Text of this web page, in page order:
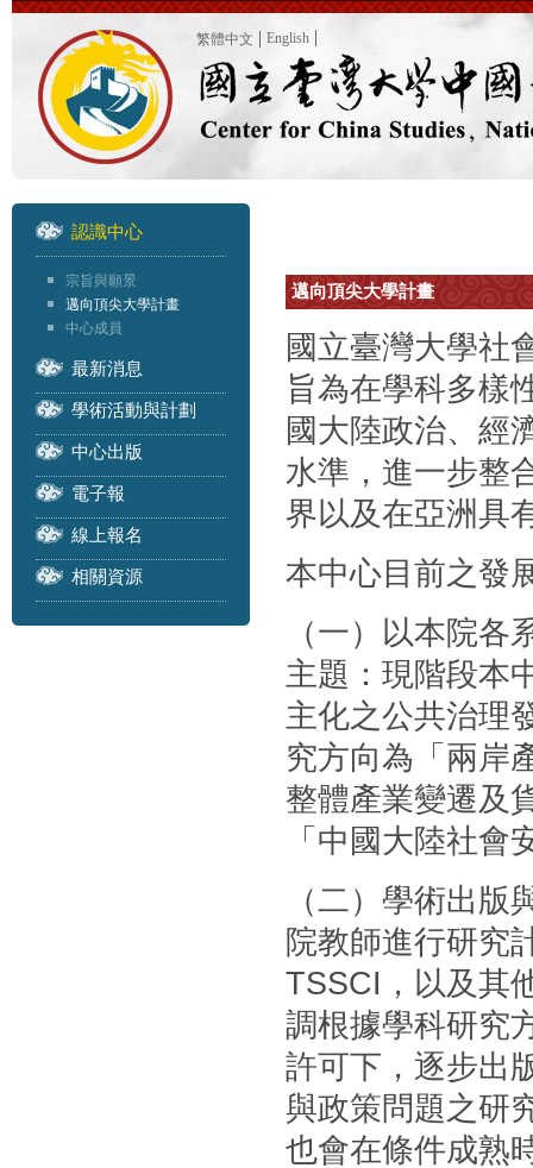
繁體中文 English
認識中心
宗旨與願景
邁向頂尖大學計畫
中心成員
最新消息
學術活動與計劃
中心出版
電子報
線上報名
相關資源
邁向頂尖大學計畫
國立臺灣大學社
旨為在學科多樣
國大陸政治、經
水準，進一步整
界以及在亞洲具
本中心目前之發
（一）以本院
主題：現階段本
主化之公共治理
究方向為「兩岸
整體產業變遷及
「中國大陸社會
（二）學術出
院教師進行研究
TSSCI，以及其
調根據學科研究
許可下，逐步出
與政策問題之研
也會在條件成熟